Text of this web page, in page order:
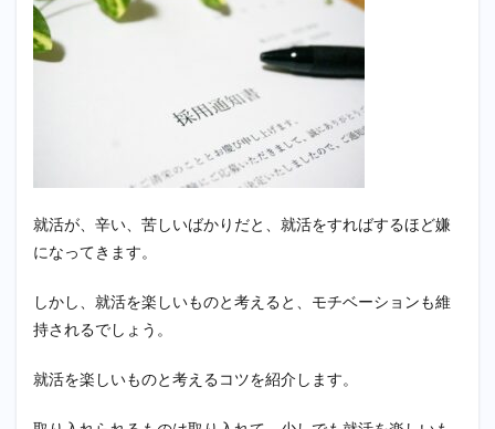
就活が、辛い、苦しいばかりだと、就活をすればするほど嫌
になってきます。
しかし、就活を楽しいものと考えると、モチベーションも維
持されるでしょう。
就活を楽しいものと考えるコツを紹介します。